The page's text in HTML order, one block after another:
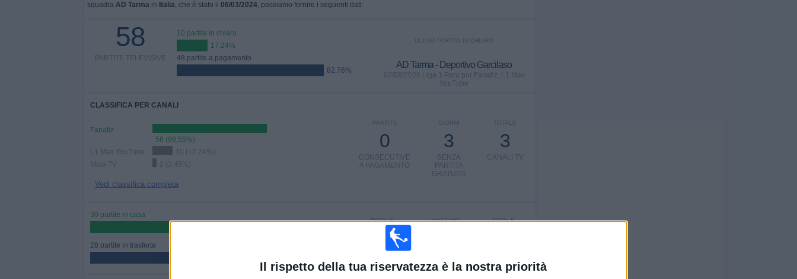
Il rispetto della tua riservatezza è la nostra priorità
squadra AD Tarmain Italia, che è stato il 06/03/2024, possiamo fornire i seguenti dati:
58
PARTITE TELEVISIVE
10 partite in chiaro
17,24%
48 partite a pagamento
82,76%
ULTIMA PARTITA IN CHIARO
AD Tarma - Deportivo Garcilaso
02/08/2026 Liga 1 Peru por Fanatiz, L1 Max
YouTube
CLASSIFICA PER CANALI
Fanatiz
56 (96,55%)
L1 Max YouTube
10 (17,24%)
Mola TV
2 (3,45%)
Vedi classifica completa
TOTALE
3
CANALI TV
GIORNI
3
SENZA
PARTITA
GRATUITA
PARTITE
0
CONSECUTIVE
A PAGAMENTO
30 partite in casa
28 partite in trasferta
TOTALE
MASSIMO
Garcilaso
TOTALE